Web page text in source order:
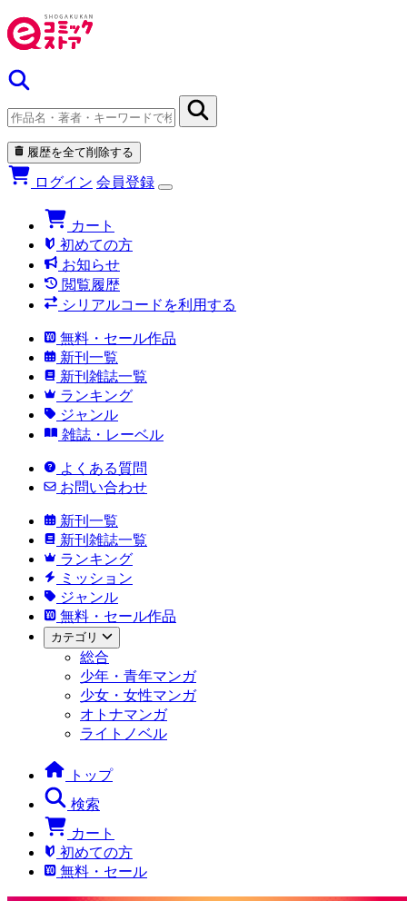
履歴を全て削除する
ログイン 会員登録
カート
初めての方
お知らせ
閲覧履歴
シリアルコードを利用する
無料・セール作品
新刊一覧
新刊雑誌一覧
ランキング
ジャンル
雑誌・レーベル
よくある質問
お問い合わせ
新刊一覧
新刊雑誌一覧
ランキング
ミッション
ジャンル
無料・セール作品
カテゴリ
総合
少年・青年マンガ
少女・女性マンガ
オトナマンガ
ライトノベル
トップ
検索
カート
初めての方
無料・セール